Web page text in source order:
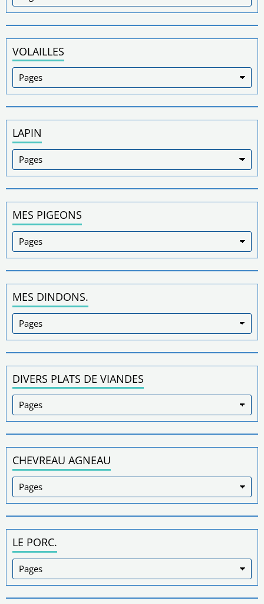
VOLAILLES
LAPIN
MES PIGEONS
MES DINDONS.
DIVERS PLATS DE VIANDES
CHEVREAU AGNEAU
LE PORC.